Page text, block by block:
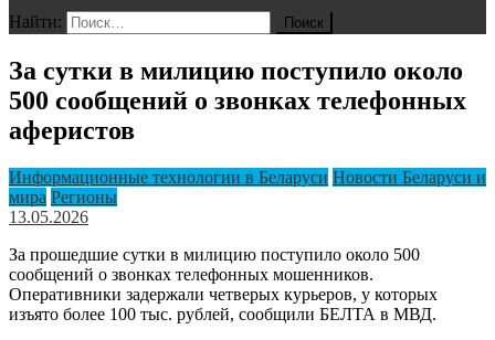
Найти:
За сутки в милицию поступило около
500 сообщений о звонках телефонных
аферистов
Информационные технологии в Беларуси Новости Беларуси и
мира Регионы
13.05.2026
За прошедшие сутки в милицию поступило около 500
сообщений о звонках телефонных мошенников.
Оперативники задержали четверых курьеров, у которых
изъято более 100 тыс. рублей, сообщили БЕЛТА в МВД.